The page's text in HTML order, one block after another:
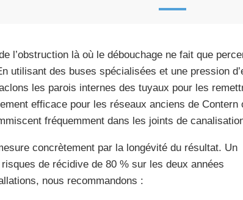
l’obstruction là où le débouchage ne fait que
utilisant des buses spécialisées et une pression
les parois internes des tuyaux pour les
efficace pour les réseaux anciens de Contern
fréquemment dans les joints de
concrètement par la longévité du résultat. Un
de récidive de 80 % sur les deux années
nous recommandons :